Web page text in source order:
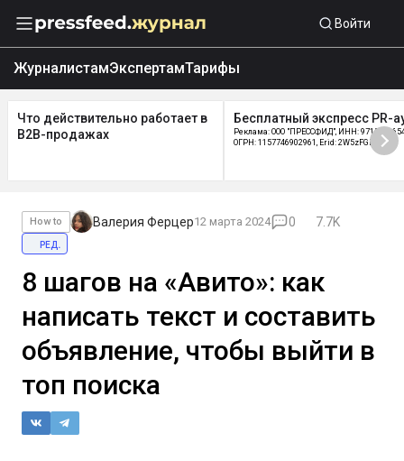
Войти
ЖурналистамЭкспертамТарифы
Что действительно работает в
B2B-продажах
Бесплатный экспресс PR-
Реклама: ООО "ПРЕССФИД", ИНН:
ОГРН: 1157746902961, Erid: 2W5zFGDycPz
How to Валерия Ферцер12 марта 2024 0
7.7K
ред.
8 шагов на «Авито»: как
написать текст и составить
объявление, чтобы выйти в
топ поиска